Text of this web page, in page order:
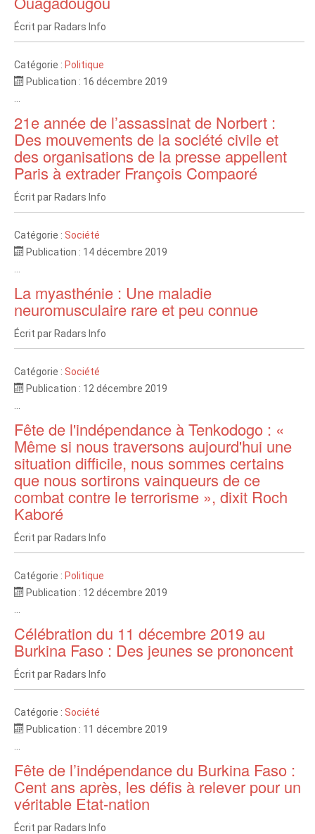
Écrit par Radars Info
Catégorie : Politique
Publication : 16 décembre 2019
21e année de l’assassinat de Norbert :
Des mouvements de la société civile et
des organisations de la presse appellent
Paris à extrader François Compaoré
Écrit par Radars Info
Catégorie : Société
Publication : 14 décembre 2019
La myasthénie : Une maladie
neuromusculaire rare et peu connue
Écrit par Radars Info
Catégorie : Société
Publication : 12 décembre 2019
Fête de l'indépendance à Tenkodogo : «
Même si nous traversons aujourd'hui une
situation difficile, nous sommes certains
que nous sortirons vainqueurs de ce
combat contre le terrorisme », dixit Roch
Kaboré
Écrit par Radars Info
Catégorie : Politique
Publication : 12 décembre 2019
Célébration du 11 décembre 2019 au
Burkina Faso : Des jeunes se prononcent
Écrit par Radars Info
Catégorie : Société
Publication : 11 décembre 2019
Fête de l’indépendance du Burkina Faso :
Cent ans après, les défis à relever pour un
véritable Etat-nation
Écrit par Radars Info